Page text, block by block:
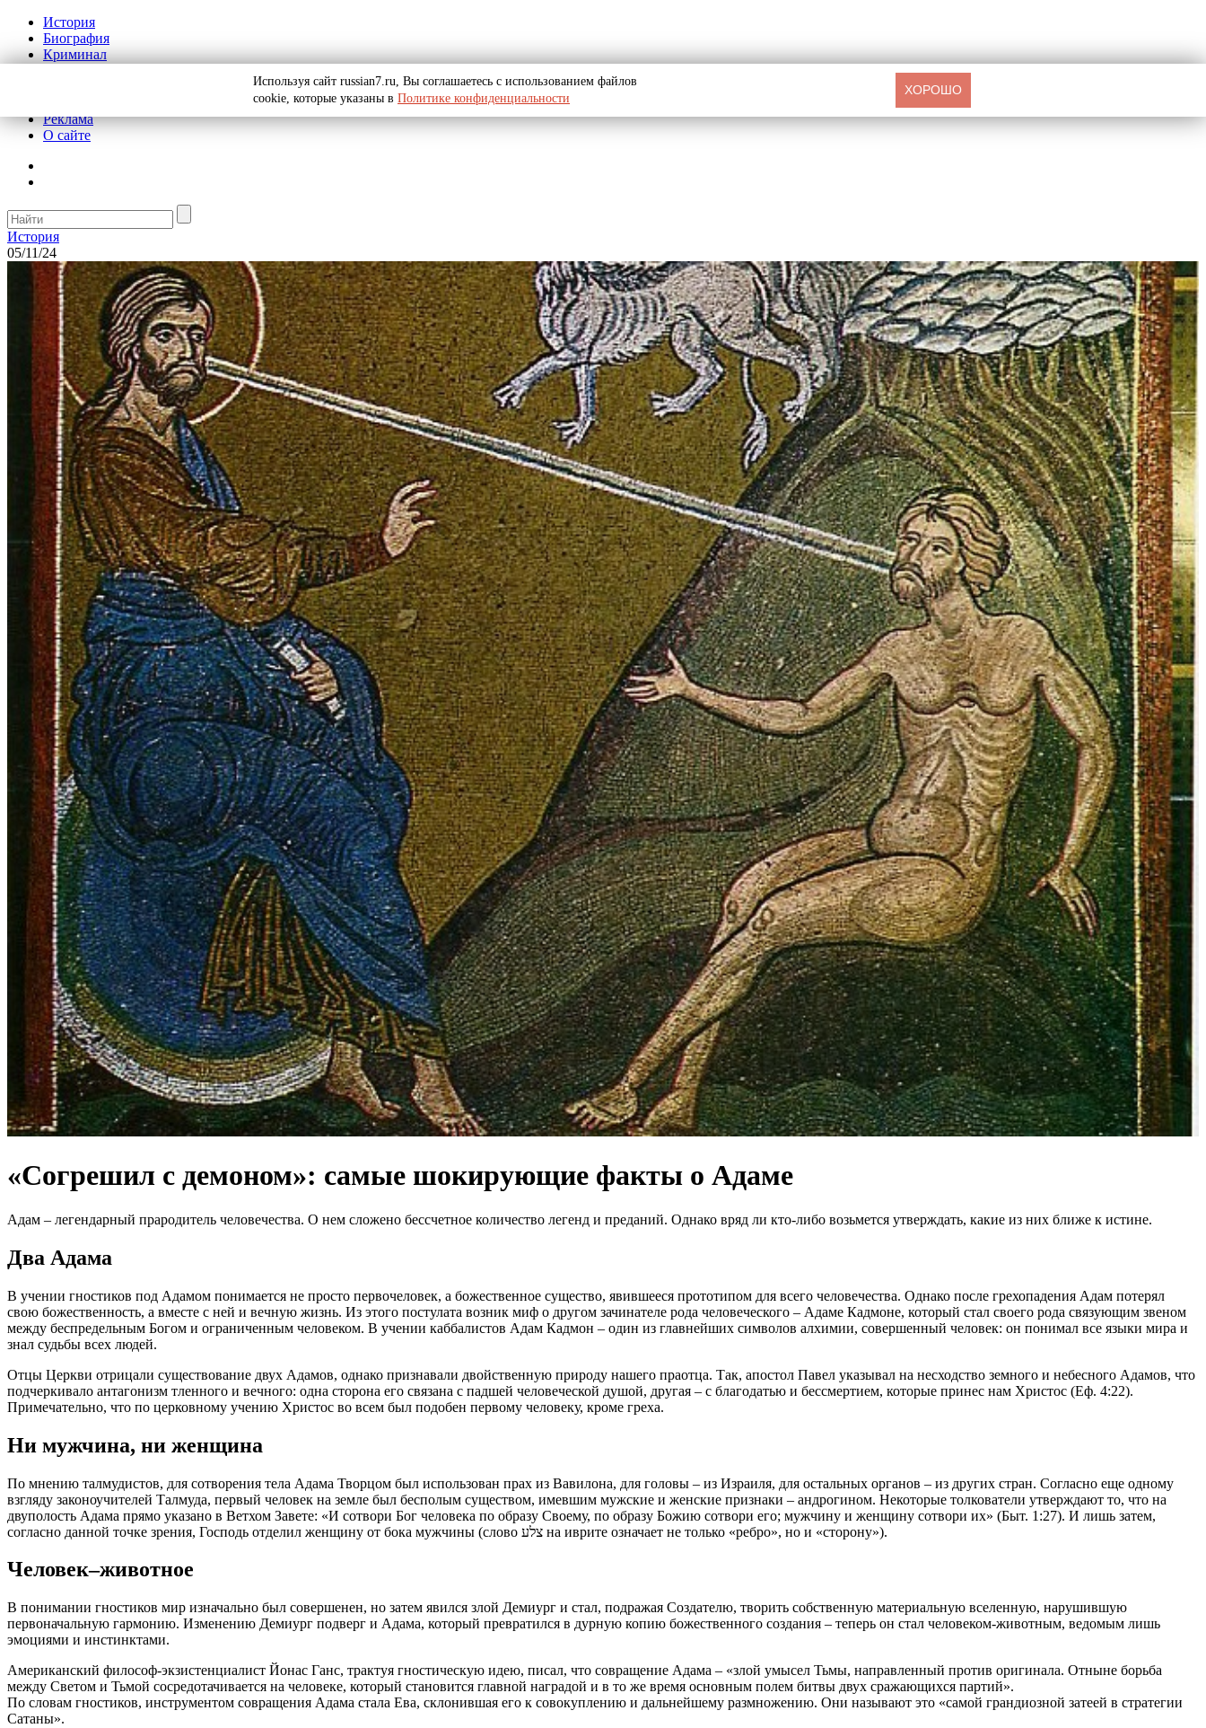
История
Биография
Криминал
Реклама
О сайте
История
05/11/24
«Согрешил с демоном»: самые шокирующие факты о Адаме
Адам – легендарный прародитель человечества. О нем сложено бессчетное количество легенд и преданий. Однако вряд ли кто-либо возьмется утверждать, какие из них ближе к истине.
Два Адама
В учении гностиков под Адамом понимается не просто первочеловек, а божественное существо, явившееся прототипом для всего человечества. Однако после грехопадения Адам потерял
свою божественность, а вместе с ней и вечную жизнь. Из этого постулата возник миф о другом зачинателе рода человеческого – Адаме Кадмоне, который стал своего рода связующим звеном
между беспредельным Богом и ограниченным человеком. В учении каббалистов Адам Кадмон – один из главнейших символов алхимии, совершенный человек: он понимал все языки мира и
знал судьбы всех людей.
Отцы Церкви отрицали существование двух Адамов, однако признавали двойственную природу нашего праотца. Так, апостол Павел указывал на несходство земного и небесного Адамов, что
подчеркивало антагонизм тленного и вечного: одна сторона его связана с падшей человеческой душой, другая – с благодатью и бессмертием, которые принес нам Христос (Еф. 4:22).
Примечательно, что по церковному учению Христос во всем был подобен первому человеку, кроме греха.
Ни мужчина, ни женщина
По мнению талмудистов, для сотворения тела Адама Творцом был использован прах из Вавилона, для головы – из Израиля, для остальных органов – из других стран. Согласно еще одному
взгляду законоучителей Талмуда, первый человек на земле был бесполым существом, имевшим мужские и женские признаки – андрогином. Некоторые толкователи утверждают то, что на
двуполость Адама прямо указано в Ветхом Завете: «И сотвори Бог человека по образу Своему, по образу Божию сотвори его; мужчину и женщину сотвори их» (Быт. 1:27). И лишь затем,
согласно данной точке зрения, Господь отделил женщину от бока мужчины (слово ‏צלע‏‎ на иврите означает не только «ребро», но и «сторону»).
Человек–животное
В понимании гностиков мир изначально был совершенен, но затем явился злой Демиург и стал, подражая Создателю, творить собственную материальную вселенную, нарушившую
первоначальную гармонию. Изменению Демиург подверг и Адама, который превратился в дурную копию божественного создания – теперь он стал человеком-животным, ведомым лишь
эмоциями и инстинктами.
Американский философ-экзистенциалист Йонас Ганс, трактуя гностическую идею, писал, что совращение Адама – «злой умысел Тьмы, направленный против оригинала. Отныне борьба
между Светом и Тьмой сосредотачивается на человеке, который становится главной наградой и в то же время основным полем битвы двух сражающихся партий».
По словам гностиков, инструментом совращения Адама стала Ева, склонившая его к совокуплению и дальнейшему размножению. Они называют это «самой грандиозной затеей в стратегии
Сатаны».
Используя сайт russian7.ru, Вы соглашаетесь с использованием файлов
cookie, которые указаны в Политике конфиденциальности
ХОРОШО